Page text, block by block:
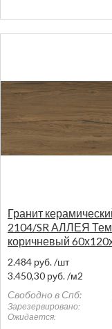
Гранит
2104/SR АЛЛЕЯ
коричневый
2.484 руб./шт
3.450,30 руб./м2
Свободно в Спб:
Зарезервировано:
Ожидается: